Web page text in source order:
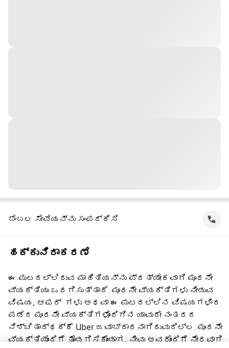
ಬೆಂಬಲ ಸೇವೆಯನ್ನು ಸಂಪರ್ಕಿಸಿ
ಹಕ್ಕುನಿರಾಕರಣೆ
ಈ ಪುಟದಲ್ಲಿರುವ ಮಾಹಿತಿಯನ್ನು ಪ್ರತ್ಯೇಕವಾಗಿ ಮೂರನೇ
ವ್ಯಕ್ತಿಯು ಒದಗಿಸುತ್ತಾರೆ. ಮೂರನೇ ವ್ಯಕ್ತಿಗಳು ನೀಡುವ
ವಿಷಯ, ಆಫರ್ ‌ ಗಳು ಅಥವಾ ಈ ಪುಟದಲ್ಲಿನ ವಿಷಯಗಳಿಂದ
ಪಡೆದ ಮೂರನೇ ವ್ಯಕ್ತಿಗಳೊಂದಿಗಿನ ಯಾವುದೇ ನಂತರದ
ನಿಶ್ಚಿತಾರ್ಥಕ್ಕೆ Uber ಜವಾಬ್ದಾರನಾಗಿರುವುದಿಲ್ಲ. ಮೂರನೇ
ವ್ಯಕ್ತಿಯೊಂದಿಗೆ ತೊಡಗಿಸಿಕೊಂಡಾಗ, ನೀವು ಅವರೊಂದಿಗೆ ನೇರವಾಗಿ